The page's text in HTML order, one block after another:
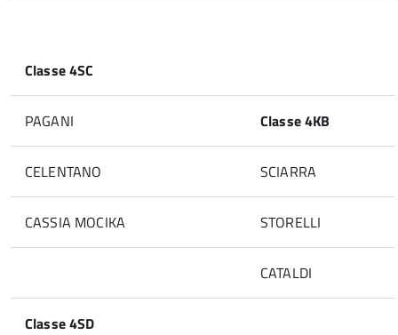
Classe 4SC
PAGANI Classe 4KB
CELENTANO SCIARRA
CASSIA MOCIKA STORELLI
CATALDI
Classe 4SD